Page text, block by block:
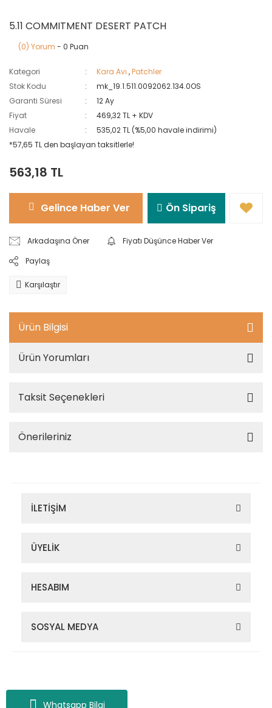
Whatsapp Bilgi
5.11 COMMITMENT DESERT PATCH
(0) Yorum - 0 Puan
Kategori Kara Avı ,Patchler
Stok Kodu
mk_19.1.511.0092062.134.0OS
Garanti Süresi
12 Ay
Fiyat
469,32 TL + KDV
Havale
535,02 TL (%5,00 havale indirimi)
*57,65 TL den başlayan taksitlerle!
563,18 TL
Gelince Haber Ver Ön Sipariş
Arkadaşına Öner
Fiyatı Düşünce Haber Ver
Paylaş
Karşılaştır
Ürün Bilgisi
Ürün Yorumları
Taksit Seçenekleri
Önerileriniz
İLETİŞİM
ÜYELİK
HESABIM
SOSYAL MEDYA